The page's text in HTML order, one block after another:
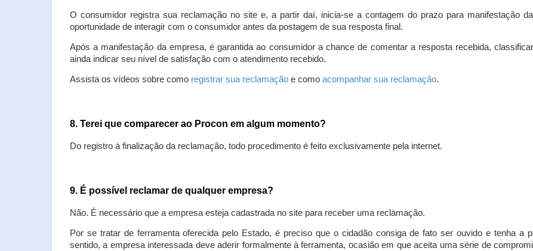
O consumidor registra sua reclamação no site e, a partir daí, inicia-se a contagem do prazo para manifestação
oportunidade de interagir com o consumidor antes da postagem de sua resposta final.
Após a manifestação da empresa, é garantida ao consumidor a chance de comentar a resposta recebida,
ainda indicar seu nível de satisfação com o atendimento recebido.
Assista os vídeos sobre como registrar sua reclamação e como acompanhar sua reclamação.
8. Terei que comparecer ao Procon em algum momento?
Do registro à finalização da reclamação, todo procedimento é feito exclusivamente pela internet.
9. É possível reclamar de qualquer empresa?
Não. É necessário que a empresa esteja cadastrada no site para receber uma reclamação.
Por se tratar de ferramenta oferecida pelo Estado, é preciso que o cidadão consiga de fato ser ouvido e tenha a
sentido, a empresa interessada deve aderir formalmente à ferramenta, ocasião em que aceita uma série de